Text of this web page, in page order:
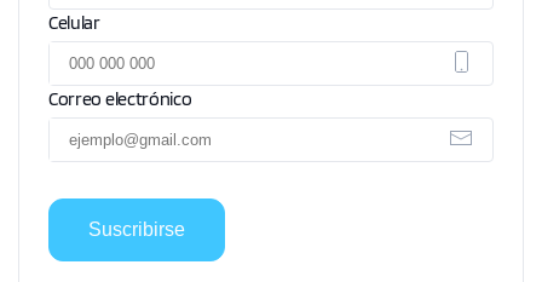
Celular
Correo electrónico
Suscribirse